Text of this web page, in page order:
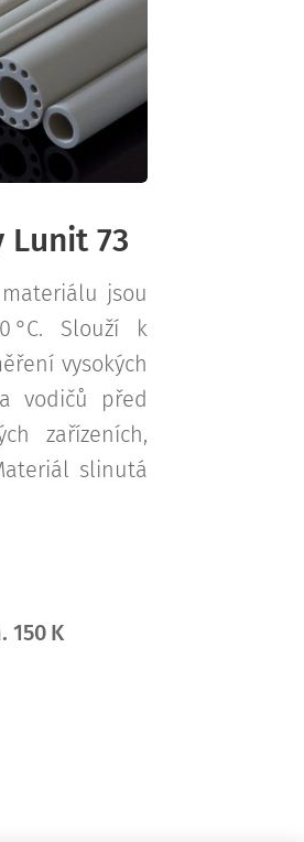
73
jsou
°C. Slouží k
vysokých
vodičů před
zařízeních,
slinutá
K